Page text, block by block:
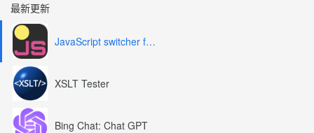
最新更新
JavaScript switcher for SEO and development
XSLT Tester
Bing Chat: Chat GPT